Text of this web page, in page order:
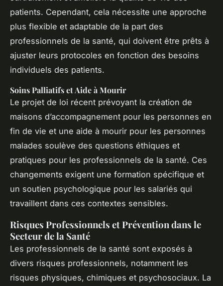
patients. Cependant, cela nécessite une approche
plus flexible et adaptable de la part des
professionnels de la santé, qui doivent être prêts à
ajuster leurs protocoles en fonction des besoins
individuels des patients.
Soins Palliatifs et Aide à Mourir
Le projet de loi récent prévoyant la création de
maisons d’accompagnement pour les personnes en
fin de vie et une aide à mourir pour les personnes
malades soulève des questions éthiques et
pratiques pour les professionnels de la santé. Ces
changements exigent une formation spécifique et
un soutien psychologique pour les salariés qui
travaillent dans ces contextes sensibles.
Risques Professionnels et Prévention dans le
Secteur de la Santé
Les professionnels de la santé sont exposés à
divers risques professionnels, notamment les
risques physiques, chimiques et psychosociaux. La